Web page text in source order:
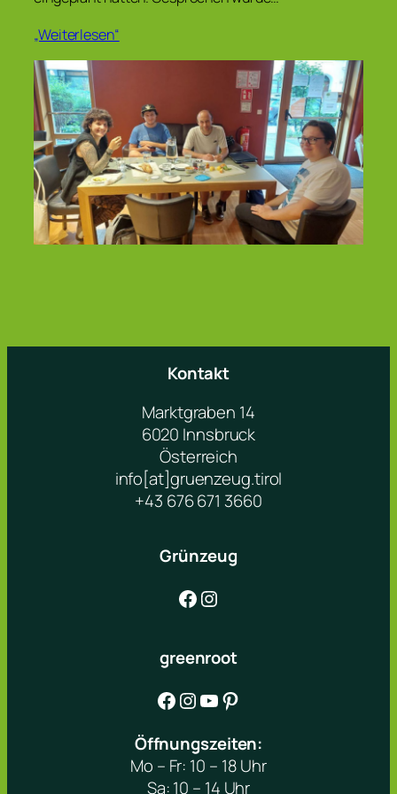
„Weiterlesen“
Kontakt
Marktgraben 14
6020 Innsbruck
Österreich
info[at]gruenzeug.tirol
+43 676 671 3660
Grünzeug
Facebook Instagram
greenroot
Facebook Instagram YouTube Pinterest
Öffnungszeiten:
Mo – Fr: 10 – 18 Uhr
Sa: 10 – 14 Uhr